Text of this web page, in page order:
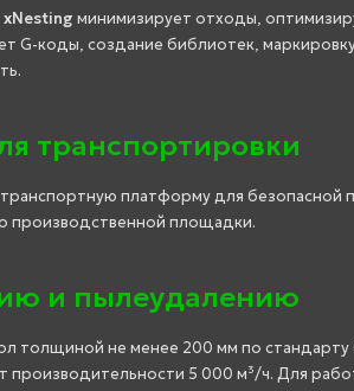
минимизирует отходы,
коды, создание библиотек,
транспортировки
платформу для безопасной
производственной площадки.
и пылеудалению
толщиной не менее 200 мм по стандарту
5 000 м³/ч. Для